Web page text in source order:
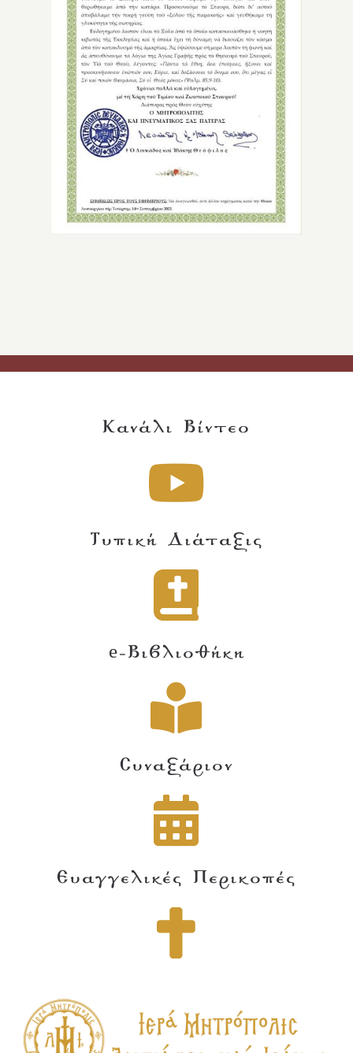
Κανάλι Βίντεο
Τυπική Διάταξις
e-Βιβλιοθήκη
Συναξάριον
Ευαγγελικές Περικοπές